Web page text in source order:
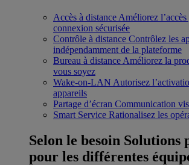
Accès à distance Améliorez l’accès
connexion sécurisée
Contrôle à distance Contrôlez les
indépendamment de la plateforme
Bureau à distance Améliorez la
vous soyez
Wake-on-LAN Autorisez
appareils
Partage d’écran Communication
Smart Service Rationalisez les
Selon le besoin Solutions
pour les différentes